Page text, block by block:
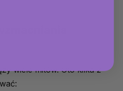
wiele mitów. Oto kilka z